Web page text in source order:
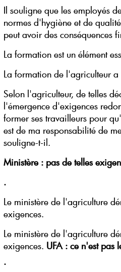
Il souligne que les employés
normes d'hygiène et de
peut avoir des conséquences
La formation est un élément
La formation de l'agriculteur
Selon l'agriculteur, de telles
l'émergence d'exigences
former ses travailleurs pour
est de ma responsabilité de
souligne-t-il.
Ministère : pas de telles
.
Le ministère de l'agriculture
exigences.
Le ministère de l'agriculture
exigences. UFA : ce n'est pas
.